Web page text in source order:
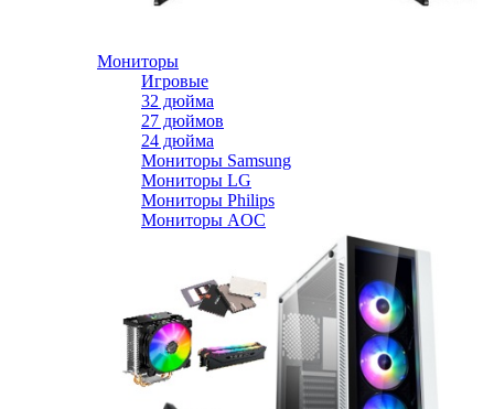
Мониторы
Игровые
32 дюйма
27 дюймов
24 дюйма
Мониторы Samsung
Мониторы LG
Мониторы Philips
Мониторы AOC